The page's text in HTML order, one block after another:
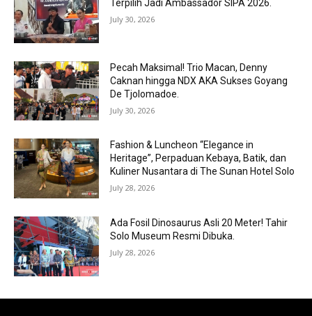
Terpilih Jadi Ambassador SIPA 2026.
July 30, 2026
Pecah Maksimal! Trio Macan, Denny
Caknan hingga NDX AKA Sukses Goyang
De Tjolomadoe.
July 30, 2026
Fashion & Luncheon “Elegance in
Heritage”, Perpaduan Kebaya, Batik, dan
Kuliner Nusantara di The Sunan Hotel Solo
July 28, 2026
Ada Fosil Dinosaurus Asli 20 Meter! Tahir
Solo Museum Resmi Dibuka.
July 28, 2026